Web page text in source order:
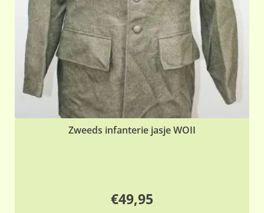
Zweeds infanterie jasje WOII
€49,95